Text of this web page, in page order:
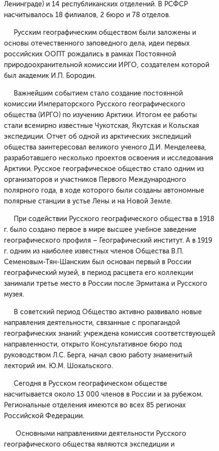
Ленинграде) и 14 республиканских отделений. В РСФСР
насчитывалось 18 филиалов, 2 бюро и 78 отделов.
Русским географическим обществом были заложены и
основы отечественного заповедного дела, идеи первых
российских ООПТ рождались в рамках Постоянной
природоохранительной комиссии ИРГО, создателем которой
был академик И.П. Бородин.
Важнейшим событием стало создание постоянной
комиссии Императорского Русского географического
общества (ИРГО) по изучению Арктики. Итогом ее работы
стали всемирно известные Чукотская, Якутская и Кольская
экспедиции. Отчет об одной из арктических экспедиций
общества заинтересовал великого ученого Д.И. Менделеева,
разработавшего несколько проектов освоения и исследования
Арктики. Русское географическое общество стало одним из
организаторов и участников Первого Международного
полярного года, в ходе которого были созданы автономные
полярные станции в устье Лены и на Новой Земле.
При содействии Русского географического общества в 1918
г. было создано первое в мире высшее учебное заведение
географического профиля – Географический институт. А в 1919
г. одним из наиболее известных членов Общества В.П.
Семеновым-Тян-Шанским был основан первый в России
географический музей, в период расцвета его коллекции
занимали третье место в России после Эрмитажа и Русского
музея.
В советский период Общество активно развивало новые
направления деятельности, связанные с пропагандой
географических знаний: учреждена комиссия соответствующей
направленности, открыто Консультативное бюро под
руководством Л.С. Берга, начал свою работу знаменитый
лекторий им. Ю.М. Шокальского.
Сегодня в Русском географическом обществе
насчитывается около 13 000 членов в России и за рубежом.
Региональные отделения имеются во всех 85 регионах
Российской Федерации.
Основными направлениями деятельности Русского
географического общества являются экспедиции и